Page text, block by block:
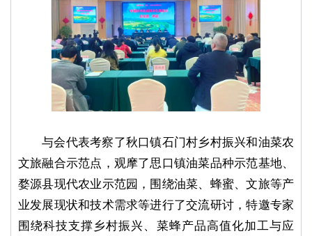
与会代表考察了秋口镇石门村乡村振兴和油菜农
文旅融合示范点，观摩了思口镇油菜品种示范基地、
婺源县现代农业示范园，围绕油菜、蜂蜜、文旅等产
业发展现状和技术需求等进行了交流研讨，特邀专家
围绕科技支撑乡村振兴、菜蜂产品高值化加工与应